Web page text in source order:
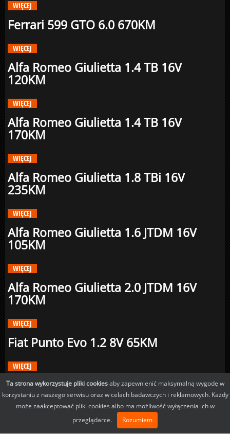
WIĘCEJ
Ferrari 599 GTO 6.0 670KM
WIĘCEJ
Alfa Romeo Giulietta 1.4 TB 16V
120KM
WIĘCEJ
Alfa Romeo Giulietta 1.4 TB 16V
170KM
WIĘCEJ
Alfa Romeo Giulietta 1.8 TBi 16V
235KM
WIĘCEJ
Alfa Romeo Giulietta 1.6 JTDM 16V
105KM
WIĘCEJ
Alfa Romeo Giulietta 2.0 JTDM 16V
170KM
WIĘCEJ
Fiat Punto Evo 1.2 8V 65KM
WIĘCEJ
Fiat Punto Evo 1.4 8V 77KM
WIĘCEJ
Fiat Punto Evo 1.4 16V 105KM
Ta strona wykorzystuje pliki cookiesaby zapewnienić maksymalną wygodę w
korzystaniu z naszego serwisu oraz w celach badawczych i reklamowych. Każdy
może zaakceptować pliki cookies albo ma możliwość wyłączenia ich w
przeglądarce.
Rozumiem